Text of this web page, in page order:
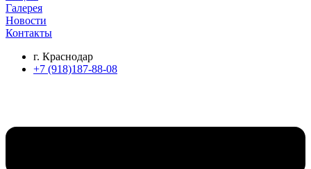
Галерея
Новости
Контакты
г. Краснодар
+7 (918)187-88-08